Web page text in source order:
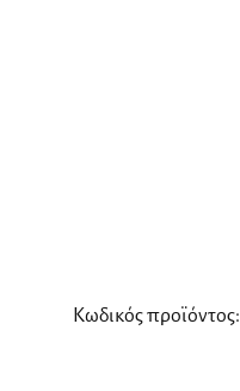
Κωδικός προϊόντος: